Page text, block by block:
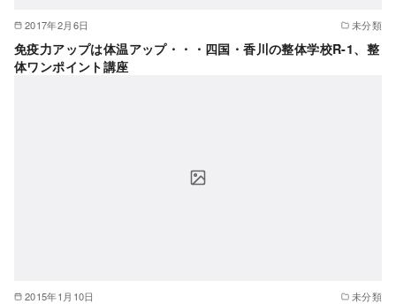
2017年2月6日 未分類
免疫力アップは体温アップ・・・四国・香川の整体学校R-1、整
体ワンポイント講座
2015年1月10日 未分類